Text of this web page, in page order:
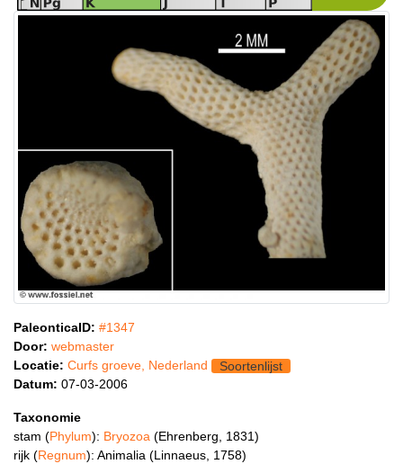
PaleonticaID: #1347
Door: webmaster
Locatie: Curfs groeve, Nederland
Soortenlijst
Datum: 07-03-2006
Taxonomie
stam (Phylum): Bryozoa (Ehrenberg, 1831)
rijk (Regnum): Animalia (Linnaeus, 1758)